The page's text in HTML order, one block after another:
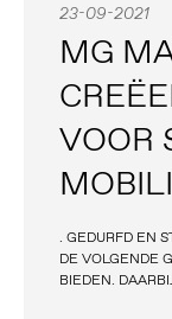
23-09-2021
MG
VOOR
. GEDURFD EN
DE VOLGENDE
BIEDEN.